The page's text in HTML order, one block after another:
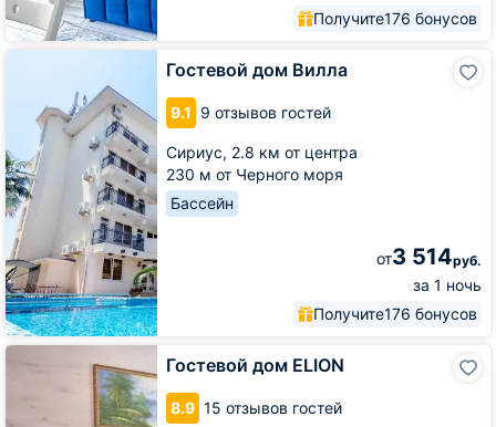
Получите176 бонусов
Гостевой дом Вилла
9.1 9 отзывов гостей
Сириус, 2.8 км от центра
230 м от Черного моря
Бассейн
от3 514руб.
за 1 ночь
Получите176 бонусов
Гостевой дом ELION
8.9 15 отзывов гостей
Гостевой